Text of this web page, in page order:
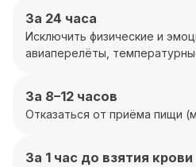
За 24 часа
Исключить физические и
авиаперелёты,
За 8–12 часов
Отказаться от приёма пищи
За 1 час до взятия крови